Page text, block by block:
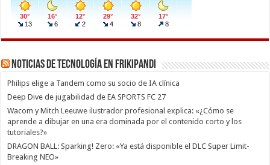
Noticias de Tecnología en Frikipandi
Philips elige a Tandem como su socio de IA clínica
Deep Dive de jugabilidad de EA SPORTS FC 27
Wacom y Mitch Leeuwe ilustrador profesional explica: «¿Cómo se
aprende a dibujar en una era dominada por el contenido corto y los
tutoriales?»
DRAGON BALL: Sparking! Zero: «Ya está disponible el DLC Super Limit-
Breaking NEO»